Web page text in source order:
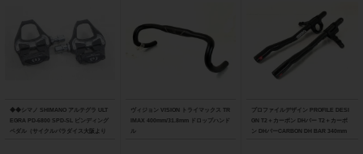
◆◆シマノ SHIMANO アルテグラ ULT
EGRA PD-6800 SPD-SL ビンディング
ペダル（サイクルパラダイス大阪より
ヴィジョン VISION トライマックス TR
IMAX 400mm/31.8mm ドロップハンド
ル
プロファイルデザイン PROFILE DESI
GN T2＋カーボン DHバー T2＋カーボ
ン DHバーCARBON DH BAR 340mm